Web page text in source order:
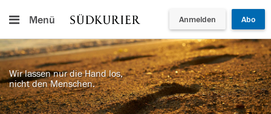
Menü Anmelden Abo
Wir lassen nur die Hand los,
nicht den Menschen.